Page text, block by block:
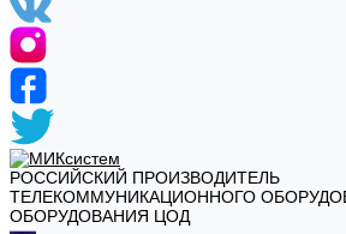
РОССИЙСКИЙ ПРОИЗВОДИТЕЛЬ
ТЕЛЕКОММУНИКАЦИОННОГО
ОБОРУДОВАНИЯ ЦОД